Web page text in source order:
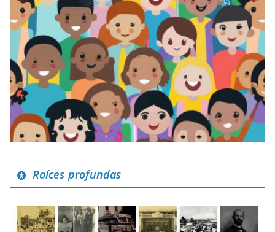
Raíces profundas